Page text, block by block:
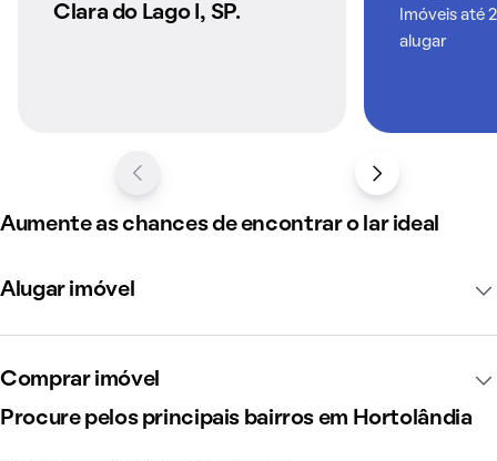
Clara do Lago I, SP.
Imóveis até
alugar
Aumente as chances de encontrar o lar ideal
Alugar imóvel
Comprar imóvel
Procure pelos principais bairros em Hortolândia